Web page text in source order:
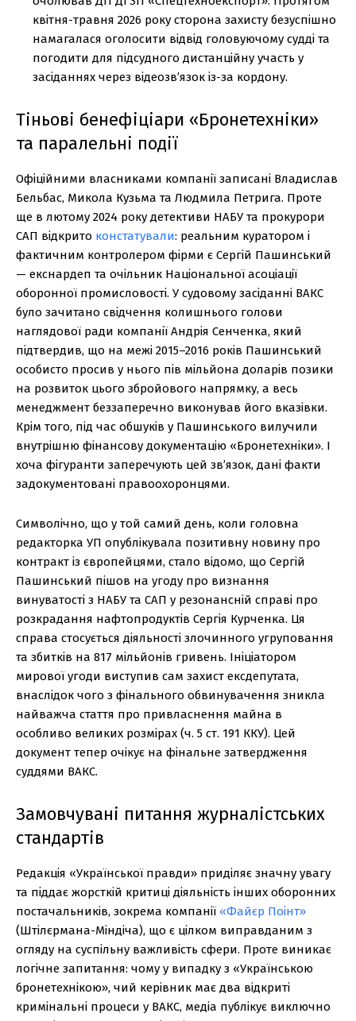
квітня-травня 2026 року сторона захисту безуспішно
намагалася оголосити відвід головуючому судді та
погодити для підсудного дистанційну участь у
засіданнях через відеозв’язок із-за кордону.
Тіньові бенефіціари «Бронетехніки»
та паралельні події
Офіційними власниками компанії записані Владислав
Бельбас, Микола Кузьма та Людмила Петрига. Проте
ще в лютому 2024 року детективи НАБУ та прокурори
САП відкрито констатували: реальним куратором і
фактичним контролером фірми є Сергій Пашинський
— екснардеп та очільник Національної асоціації
оборонної промисловості. У судовому засіданні ВАКС
було зачитано свідчення колишнього голови
наглядової ради компанії Андрія Сенченка, який
підтвердив, що на межі 2015–2016 років Пашинський
особисто просив у нього пів мільйона доларів позики
на розвиток цього збройового напрямку, а весь
менеджмент беззаперечно виконував його вказівки.
Крім того, під час обшуків у Пашинського вилучили
внутрішню фінансову документацію «Бронетехніки». І
хоча фігуранти заперечують цей зв’язок, дані факти
задокументовані правоохоронцями.
Символічно, що у той самий день, коли головна
редакторка УП опублікувала позитивну новину про
контракт із європейцями, стало відомо, що Сергій
Пашинський пішов на угоду про визнання
винуватості з НАБУ та САП у резонансній справі про
розкрадання нафтопродуктів Сергія Курченка. Ця
справа стосується діяльності злочинного угруповання
та збитків на 817 мільйонів гривень. Ініціатором
мирової угоди виступив сам захист ексдепутата,
внаслідок чого з фінального обвинувачення зникла
найважча стаття про привласнення майна в
особливо великих розмірах (ч. 5 ст. 191 ККУ). Цей
документ тепер очікує на фінальне затвердження
суддями ВАКС.
Замовчувані питання журналістських
стандартів
Редакція «Української правди» приділяє значну увагу
та піддає жорсткій критиці діяльність інших оборонних
постачальників, зокрема компанії «Файєр Поінт»
(Штілєрмана-Міндіча), що є цілком виправданим з
огляду на суспільну важливість сфери. Проте виникає
логічне запитання: чому у випадку з «Українською
бронетехнікою», чий керівник має два відкриті
кримінальні процеси у ВАКС, медіа публікує виключно